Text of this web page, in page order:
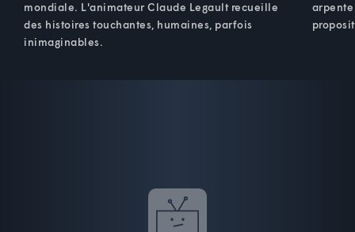
mondiale. L'animateur Claude Legault recueille
des histoires touchantes, humaines, parfois
inimaginables.